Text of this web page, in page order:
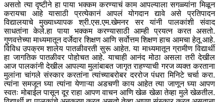
असतो त्या दृष्टीने हा पाया भक्कम करण्याचं काम आपल्याला सगळ्यांना मिळून
करायचा आहे यासाठी प्रत्येकानं आपलं योगदान द्यावे असे प्रतिपादन
विद्यालयाचे मुख्याध्यापक श्री.एस.एम.खेमनर सर यांनी पालकांशी संवाद
साधतांना केले.हा पाया भक्कम करण्यासाठी आम्ही प्रयत्न करत असतो.
गुणवत्तेच्या माध्यमातून दर्जेदार शिक्षण आणि सर्वोत्तम शिक्षण हाच आमचा हेतू आहे.
विविध उपक्रम शालेय पातळीवरती सुरू आहेत. या माध्यमातून ग्रामीण विद्यार्थी
हा जागतिक पातळीवर पोहोचत आहे. याचाही आनंद मोठा असला तरी देखील
आज पालकांनी देखील आपल्या मुलांबाबत जागृत राहण्याची गरज व्यक्त करताना
मुलांना चांगले संस्कार करतांना त्यांच्याबरोबर दररोज पंधरा मिनिटे चर्चा करा.
त्यांना समजून घ्या त्यांना येणाऱ्या अडचणी काय आहेत त्या जाणून घ्या आपण
स्वतः मोबाईल पासून दूर राहा आपण वाचन आणि खेळ खेळा तेव्हा मुले खेळतील.